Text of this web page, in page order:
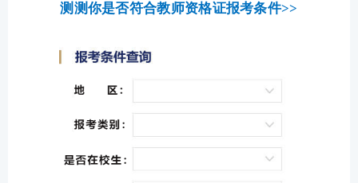
测测你是否符合教师资格证报考条件>>